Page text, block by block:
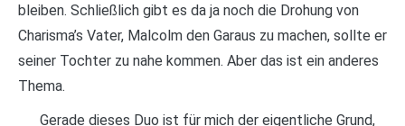
bleiben. Schließlich gibt es da ja noch die Drohung von
Charisma’s Vater, Malcolm den Garaus zu machen, sollte er
seiner Tochter zu nahe kommen. Aber das ist ein anderes
Thema.
Gerade dieses Duo ist für mich der eigentliche Grund,